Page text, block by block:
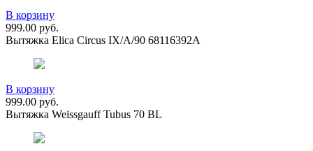
В корзину
999.00 руб.
Вытяжка Elica Circus IX/A/90 68116392A
В корзину
999.00 руб.
Вытяжка Weissgauff Tubus 70 BL